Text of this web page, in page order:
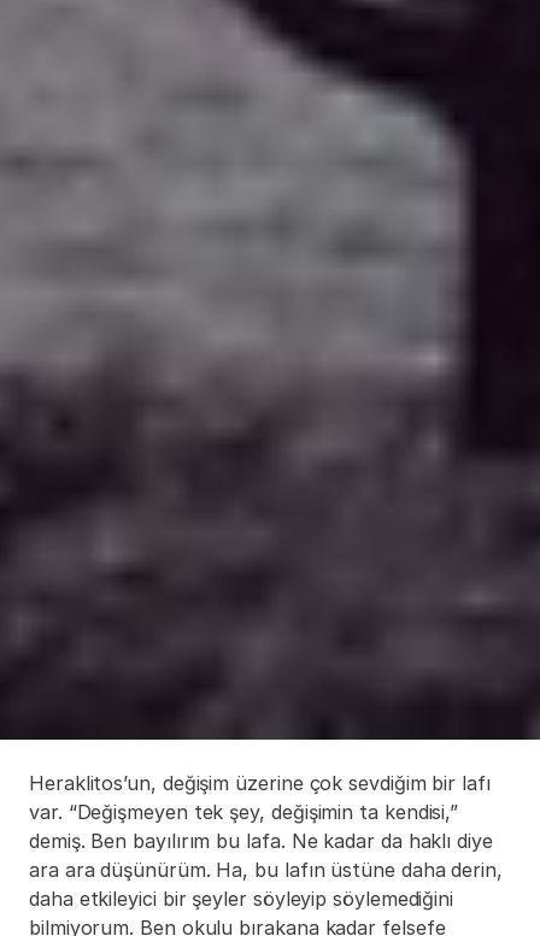
Heraklitos’un, değişim üzerine çok sevdiğim bir lafı
var. “Değişmeyen tek şey, değişimin ta kendisi,”
demiş. Ben bayılırım bu lafa. Ne kadar da haklı diye
ara ara düşünürüm. Ha, bu lafın üstüne daha derin,
daha etkileyici bir şeyler söyleyip söylemediğini
bilmiyorum. Ben okulu bırakana kadar felsefe